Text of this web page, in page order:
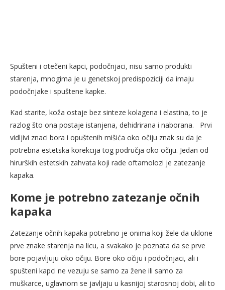
Spušteni i otečeni kapci, podočnjaci, nisu samo produkti
starenja, mnogima je u genetskoj predispoziciji da imaju
podočnjake i spuštene kapke.
Kad starite, koža ostaje bez sinteze kolagena i elastina, to je
razlog što ona postaje istanjena, dehidrirana i naborana. Prvi
vidljivi znaci bora i opuštenih mišića oko očiju znak su da je
potrebna estetska korekcija tog područja oko očiju. Jedan od
hirurških estetskih zahvata koji rade oftamolozi je zatezanje
kapaka.
Kome je potrebno zatezanje očnih
kapaka
Zatezanje očnih kapaka potrebno je onima koji žele da uklone
prve znake starenja na licu, a svakako je poznata da se prve
bore pojavljuju oko očiju. Bore oko očiju i podočnjaci, ali i
spušteni kapci ne vezuju se samo za žene ili samo za
muškarce, uglavnom se javljaju u kasnijoj starosnoj dobi, ali to